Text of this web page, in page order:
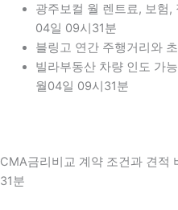
광주보컬 월 렌트료, 보험
04일 09시31분
블링고 연간 주행거리와
빌라부동산 차량 인도 가
월04일 09시31분
CMA금리비교 계약 조건과 견
31분